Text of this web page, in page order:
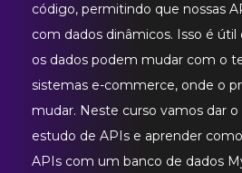
código, permitindo que nossas
com dados dinâmicos. Isso é
os dados podem mudar com o
sistemas e-commerce, onde o
mudar. Neste curso vamos dar
estudo de APIs e aprender
APIs com um banco de dados